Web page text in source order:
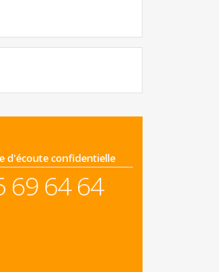
d'écoute confidentielle
69 64 64